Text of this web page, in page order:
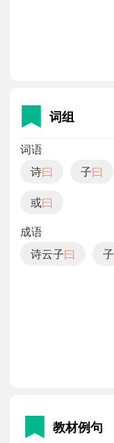
词组
词语
诗曰 子曰
或曰
成语
诗云子曰 子
教材例句